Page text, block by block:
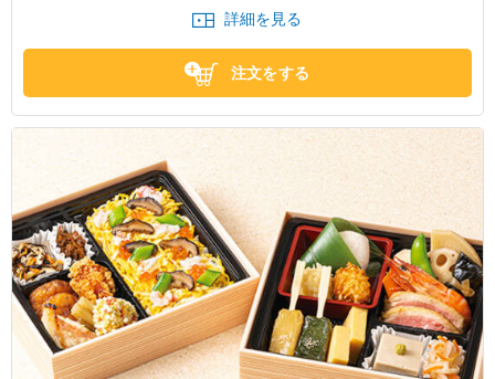
らではの繊細な美味しさが詰まっています。冷めていても
ご飯がモチモチとしていて美味しく、どのおかずも素材本
来の味が活かされた上品な味付けだったので、最後まで飽
きることなく、心もお腹も満たされる大満足の内容でし
た。他の社員からも大絶賛でした。
詳細を見る
注文をする